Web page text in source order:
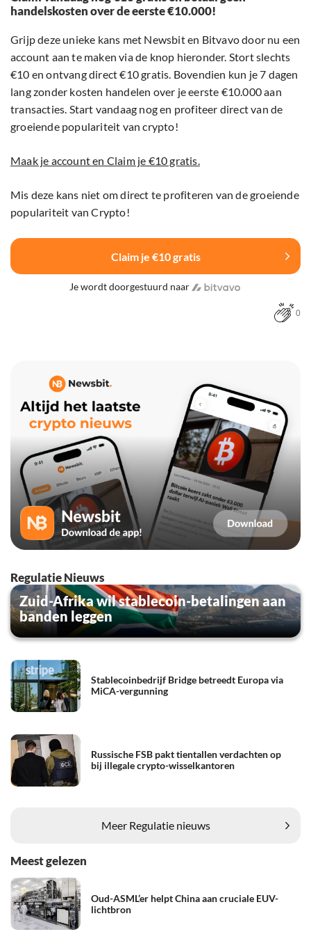
handelskosten over de eerste €10.000!
Grijp deze unieke kans met Newsbit en Bitvavo door nu een
account aan te maken via de knop hieronder. Stort slechts
€10 en ontvang direct €10 gratis. Bovendien kun je 7 dagen
lang zonder kosten handelen over je eerste €10.000 aan
transacties. Start vandaag nog en profiteer direct van de
groeiende populariteit van crypto!
Maak je account en Claim je €10 gratis.
Mis deze kans niet om direct te profiteren van de groeiende
populariteit van Crypto!
Claim je €10 gratis
Je wordt doorgestuurd naar
0
Regulatie Nieuws
Zuid-Afrika wil stablecoin-betalingen aan
banden leggen
Stablecoinbedrijf Bridge betreedt Europa via
MiCA-vergunning
Russische FSB pakt tientallen verdachten op
bij illegale crypto-wisselkantoren
Meer Regulatie nieuws
Meest gelezen
Oud-ASML’er helpt China aan cruciale EUV-
lichtbron